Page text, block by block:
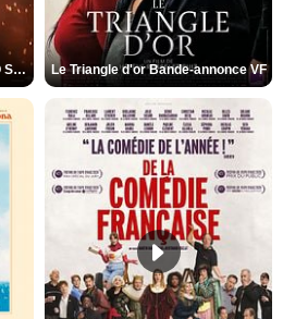
L'Odyssée Bande-annonce VO STFR Le Triangle d'or Bande-annonce VF